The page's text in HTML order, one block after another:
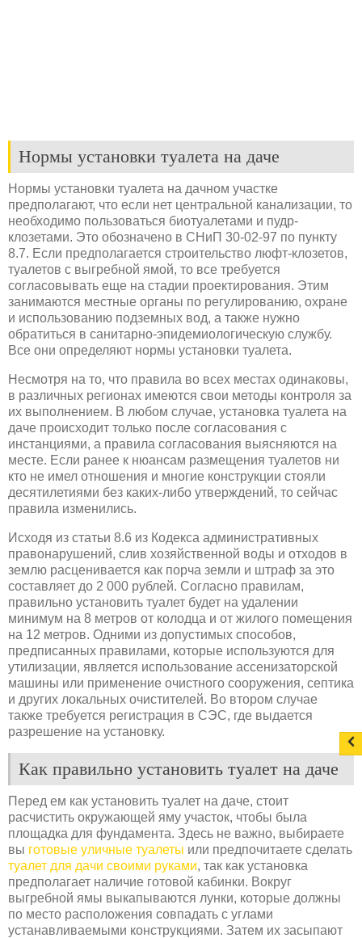
Нормы установки туалета на даче
Нормы установки туалета на дачном участке
предполагают, что если нет центральной канализации, то
необходимо пользоваться биотуалетами и пудр-
клозетами. Это обозначено в СНиП 30-02-97 по пункту
8.7. Если предполагается строительство люфт-клозетов,
туалетов с выгребной ямой, то все требуется
согласовывать еще на стадии проектирования. Этим
занимаются местные органы по регулированию, охране
и использованию подземных вод, а также нужно
обратиться в санитарно-эпидемиологическую службу.
Все они определяют нормы установки туалета.
Несмотря на то, что правила во всех местах одинаковы,
в различных регионах имеются свои методы контроля за
их выполнением. В любом случае, установка туалета на
даче происходит только после согласования с
инстанциями, а правила согласования выясняются на
месте. Если ранее к нюансам размещения туалетов ни
кто не имел отношения и многие конструкции стояли
десятилетиями без каких-либо утверждений, то сейчас
правила изменились.
Исходя из статьи 8.6 из Кодекса административных
правонарушений, слив хозяйственной воды и отходов в
землю расценивается как порча земли и штраф за это
составляет до 2 000 рублей. Согласно правилам,
правильно установить туалет будет на удалении
минимум на 8 метров от колодца и от жилого помещения
на 12 метров. Одними из допустимых способов,
предписанных правилами, которые используются для
утилизации, является использование ассенизаторской
машины или применение очистного сооружения, септика
и других локальных очистителей. Во втором случае
также требуется регистрация в СЭС, где выдается
разрешение на установку.
Как правильно установить туалет на даче
Перед ем как установить туалет на даче, стоит
расчистить окружающей яму участок, чтобы была
площадка для фундамента. Здесь не важно, выбираете
вы готовые уличные туалеты или предпочитаете сделать
туалет для дачи своими руками, так как установка
предполагает наличие готовой кабинки. Вокруг
выгребной ямы выкапываются лунки, которые должны
по место расположения совпадать с углами
устанавливаемыми конструкциями. Затем их засыпают